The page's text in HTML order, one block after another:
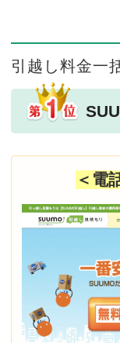
引越し料金一
＜電